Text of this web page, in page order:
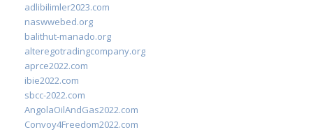
adlibilimler2023.com
naswwebed.org
balithut-manado.org
alteregotradingcompany.org
aprce2022.com
ibie2022.com
sbcc-2022.com
AngolaOilAndGas2022.com
Convoy4Freedom2022.com